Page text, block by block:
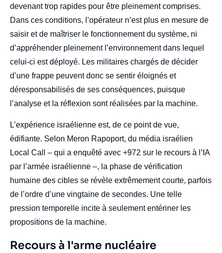
devenant trop rapides pour être pleinement comprises.
Dans ces conditions, l’opérateur n’est plus en mesure de
saisir et de maîtriser le fonctionnement du système, ni
d’appréhender pleinement l’environnement dans lequel
celui-ci est déployé. Les militaires chargés de décider
d’une frappe peuvent donc se sentir éloignés et
déresponsabilisés de ses conséquences, puisque
l’analyse et la réflexion sont réalisées par la machine.
L’expérience israélienne est, de ce point de vue,
édifiante. Selon Meron Rapoport, du média israélien
Local Call – qui a enquêté avec +972 sur le recours à l’IA
par l’armée israélienne –, la phase de vérification
humaine des cibles se révèle extrêmement courte, parfois
de l’ordre d’une vingtaine de secondes. Une telle
pression temporelle incite à seulement entériner les
propositions de la machine.
Titre
Recours à l'arme nucléaire